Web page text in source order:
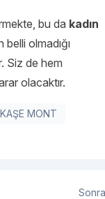
bu da kadın
olmadığı
Siz de hem
olacaktır.
MONT